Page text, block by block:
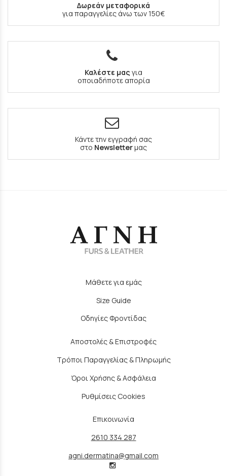
Δωρεάν μεταφορικά
για παραγγελίες άνω των 150€
Καλέστε μας για
οποιαδήποτε απορία
Κάντε την εγγραφή σας
στο Newsletterμας
Μάθετε για εμάς
Size Guide
Οδηγίες Φροντίδας
Αποστολές & Επιστροφές
Τρόποι Παραγγελίας & Πληρωμής
Όροι Χρήσης & Ασφάλεια
Ρυθμίσεις Cookies
Επικοινωνία
2610 334 287
agni.dermatina@gmail.com